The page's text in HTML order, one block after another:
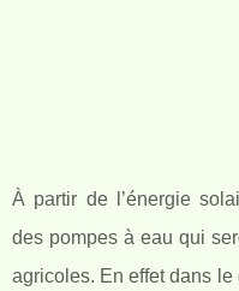
À partir de l’énergie
des pompes à eau qui
agricoles. En effet dans